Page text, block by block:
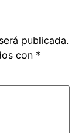
publicada.
con *